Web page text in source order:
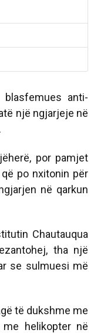
anti-
një ngjarjeje në
por pamjet
po nxitonin për
në qarkun
Chautauqua
tha një
se sulmuesi më
të dukshme me
helikopter në